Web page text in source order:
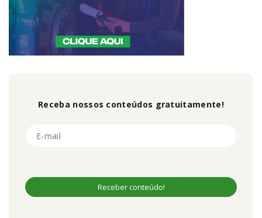
Receba nossos conteúdos gratuitamente!